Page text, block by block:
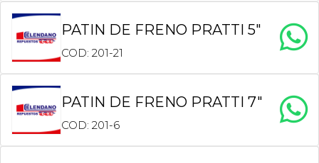
PATIN DE FRENO PRATTI 5″
COD: 201-21
PATIN DE FRENO PRATTI 7″
COD: 201-6